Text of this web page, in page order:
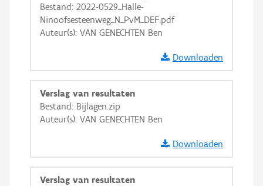
+ −
Basis Lagen
Ortho
Bestand: 2022-0529_Halle-
Ninoofsesteenweg_N_PvM_DEF.pdf
Auteur(s): VAN GENECHTEN Ben
Downloaden
Verslag van resultaten
Bestand: Bijlagen.zip
Auteur(s): VAN GENECHTEN Ben
Downloaden
Verslag van resultaten